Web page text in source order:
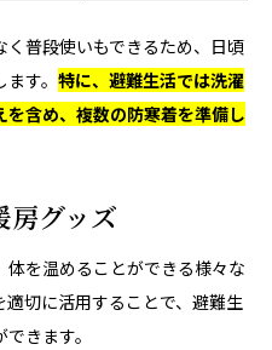
普段使いもできるため、日頃
す。 特に、避難生活では洗濯
含め、複数の防寒着を準備し
房グッズ
を温めることができる様々な
切に活用することで、避難生
きます。